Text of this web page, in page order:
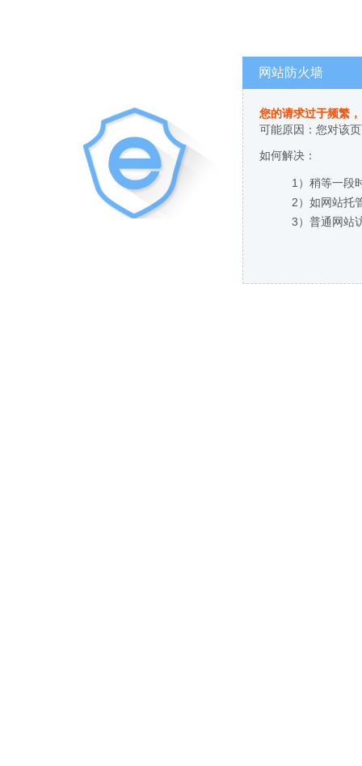
网站防火墙
您的请求过于频繁
可能原因：您对该
如何解决：
1）稍等一段
2）如网站托
3）普通网站